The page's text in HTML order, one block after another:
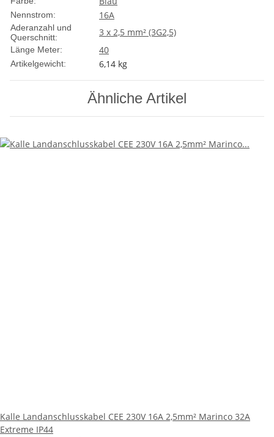
Nennstrom: 16A
Aderanzahl und
Querschnitt:
3 x 2,5 mm² (3G2,5)
Länge Meter: 40
Artikelgewicht: 6,14 kg
Ähnliche Artikel
Kalle Landanschlusskabel CEE 230V 16A 2,5mm² Marinco 32A
Extreme IP44